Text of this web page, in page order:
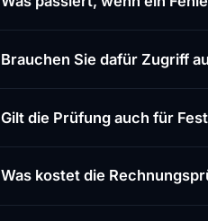
Brauchen Sie dafür Zugriff
Gilt die Prüfung auch für
Was kostet die